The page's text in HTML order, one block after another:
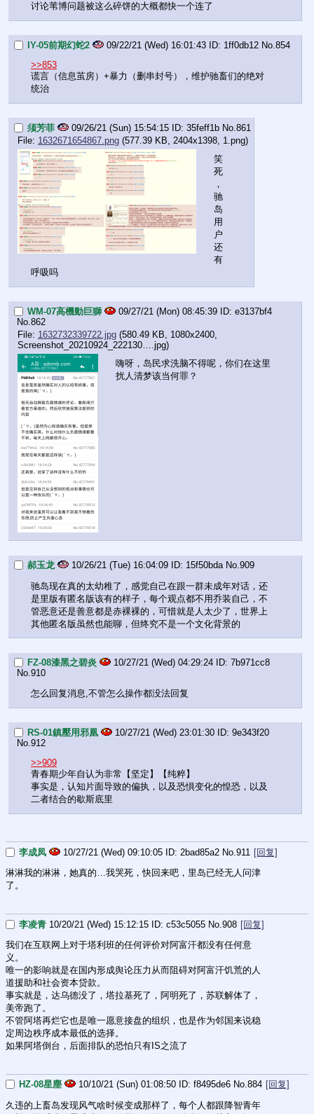
讨论苇博问题被这么碎饼的大概都快一个连了
IY-05前期幻蛇2 09/22/21 (Wed) 16:01:43 1ff0db12 No.854
>>853
谎言（信息茧房）+暴力（删串封号），维护驰畜们的绝对
统治
须芳菲 09/26/21 (Sun) 15:54:15 35feff1b No.861
File: 1632671654867.png (577.39 KB, 2404x1398, 1.png)
笑
死
，
驰
岛
用
户
还
有
呼吸吗
WM-07高機動巨獅 09/27/21 (Mon) 08:45:39
e3137bf4
No.862
File: 1632732339722.jpg (580.49 KB, 1080x2400,
Screenshot_20210924_222130….jpg)
嗨呀，岛民求洗脑不得呢，你们在这里
扰人清梦该当何罪？
郝玉龙 10/26/21 (Tue) 16:04:09 15f50bda No.909
驰岛现在真的太幼稚了，感觉自己在跟一群未成年对话，还
是里版有匿名版该有的样子，每个观点都不用乔装自己，不
管恶意还是善意都是赤裸裸的，可惜就是人太少了，世界上
其他匿名版虽然也能聊，但终究不是一个文化背景的
FZ-08漆黑之碧炎 10/27/21 (Wed) 04:29:24
7b971cc8
No.910
怎么回复消息,不管怎么操作都没法回复
RS-01鎮壓用邪凰 10/27/21 (Wed) 23:01:30
9e343f20
No.912
>>909
青春期少年自认为非常【坚定】【纯粹】
事实是，认知片面导致的偏执，以及恐惧变化的惶恐，以及
二者结合的歇斯底里
李成凤 10/27/21 (Wed) 09:10:05 2bad85a2 No. 911
[回复]
淋淋我的淋淋，她真的…我哭死，快回来吧，里岛已经无人问津
了。
李凌青 10/20/21 (Wed) 15:12:15 c53c5055 No. 908 [回复]
我们在互联网上对于塔利班的任何评价对阿富汗都没有任何意
义。
唯一的影响就是在国内形成舆论压力从而阻碍对阿富汗饥荒的人
道援助和社会资本贷款。
事实就是，达乌德没了，塔拉基死了，阿明死了，苏联解体了，
美帝跑了。
不管阿塔再烂它也是唯一愿意接盘的组织，也是作为邻国来说稳
定周边秩序成本最低的选择。
如果阿塔倒台，后面排队的恐怕只有IS之流了
HZ-08星塵 10/10/21 (Sun) 01:08:50 f8495de6 No.884 [回复]
久违的上畜岛发现风气啥时候变成那样了，每个人都跟降智青年